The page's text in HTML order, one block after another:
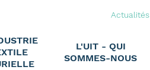
Actualités
L'UIT - QUI
SOMMES-NOUS